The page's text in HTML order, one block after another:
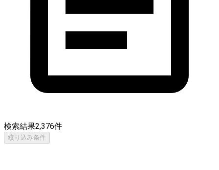
検索結果2,376件
絞り込み条件